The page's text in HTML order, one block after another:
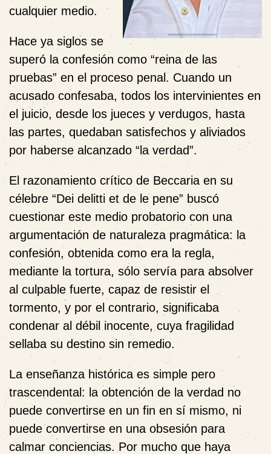
cualquier medio.
Hace ya siglos se
superó la confesión como “reina de las
pruebas” en el proceso penal. Cuando un
acusado confesaba, todos los intervinientes en
el juicio, desde los jueces y verdugos, hasta
las partes, quedaban satisfechos y aliviados
por haberse alcanzado “la verdad”.
El razonamiento crítico de Beccaria en su
célebre “Dei delitti et de le pene” buscó
cuestionar este medio probatorio con una
argumentación de naturaleza pragmática: la
confesión, obtenida como era la regla,
mediante la tortura, sólo servía para absolver
al culpable fuerte, capaz de resistir el
tormento, y por el contrario, significaba
condenar al débil inocente, cuya fragilidad
sellaba su destino sin remedio.
La enseñanza histórica es simple pero
trascendental: la obtención de la verdad no
puede convertirse en un fin en sí mismo, ni
puede convertirse en una obsesión para
calmar conciencias. Por mucho que haya